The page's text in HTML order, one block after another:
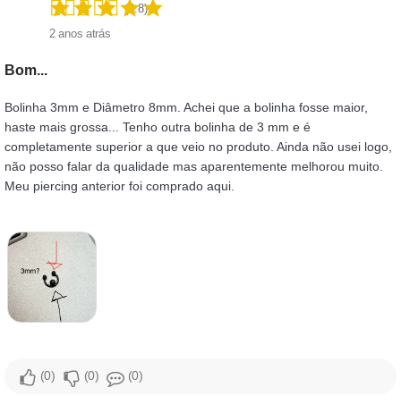
(4.8)
2 anos atrás
bom...
Bolinha 3mm e Diâmetro 8mm. Achei que a bolinha fosse maior,
haste mais grossa... Tenho outra bolinha de 3 mm e é
completamente superior a que veio no produto. Ainda não usei logo,
não posso falar da qualidade mas aparentemente melhorou muito.
Meu piercing anterior foi comprado aqui.
0 0 0